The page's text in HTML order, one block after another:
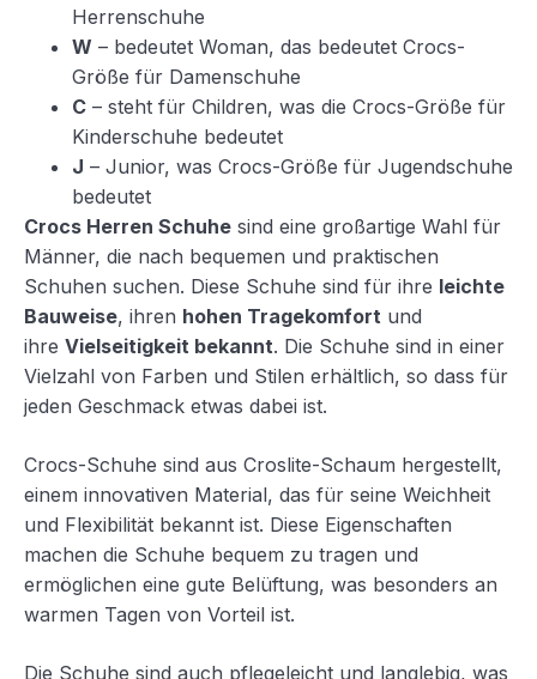
Herrenschuhe
W – bedeutet Woman, das bedeutet Crocs-
Größe für Damenschuhe
C – steht für Children, was die Crocs-Größe für
Kinderschuhe bedeutet
J – Junior, was Crocs-Größe für Jugendschuhe
bedeutet
Crocs Herren Schuhe sind eine großartige Wahl für
Männer, die nach bequemen und praktischen
Schuhen suchen. Diese Schuhe sind für ihre leichte
Bauweise, ihren hohen Tragekomfort und
ihre Vielseitigkeit bekannt. Die Schuhe sind in einer
Vielzahl von Farben und Stilen erhältlich, so dass für
jeden Geschmack etwas dabei ist.
Crocs-Schuhe sind aus Croslite-Schaum hergestellt,
einem innovativen Material, das für seine Weichheit
und Flexibilität bekannt ist. Diese Eigenschaften
machen die Schuhe bequem zu tragen und
ermöglichen eine gute Belüftung, was besonders an
warmen Tagen von Vorteil ist.
Die Schuhe sind auch pflegeleicht und langlebig, was